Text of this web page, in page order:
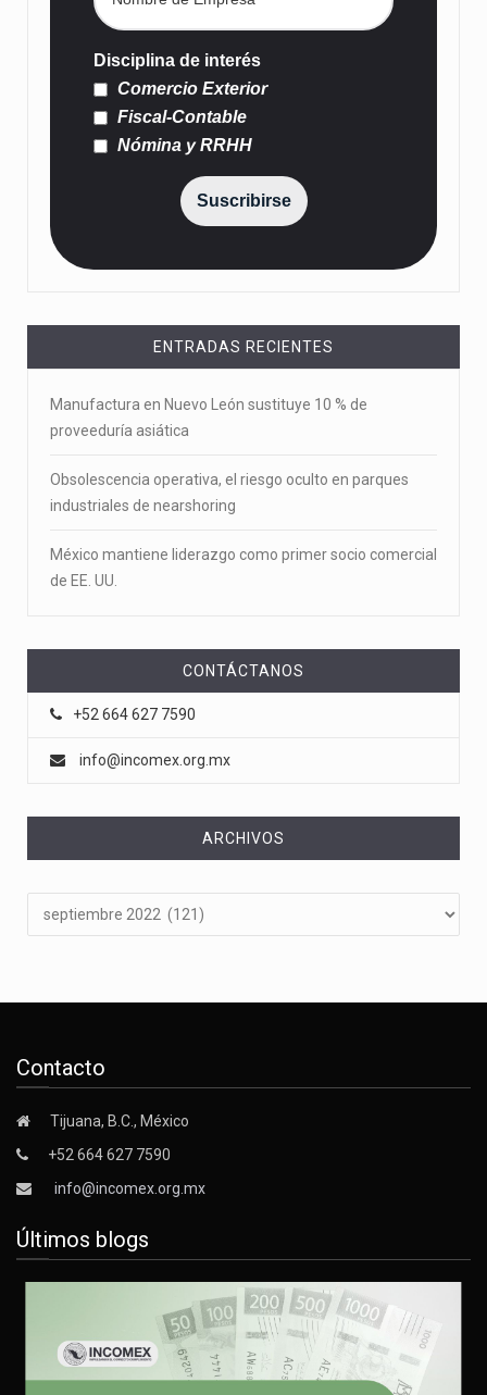
Disciplina de interés
Comercio Exterior
Fiscal-Contable
Nómina y RRHH
Suscribirse
ENTRADAS RECIENTES
Manufactura en Nuevo León sustituye 10 % de
proveeduría asiática
Obsolescencia operativa, el riesgo oculto en parques
industriales de nearshoring
México mantiene liderazgo como primer socio comercial
de EE. UU.
CONTÁCTANOS
+52 664 627 7590
info@incomex.org.mx
ARCHIVOS
Contacto
Tijuana, B.C., México
+52 664 627 7590
info@incomex.org.mx
Últimos blogs